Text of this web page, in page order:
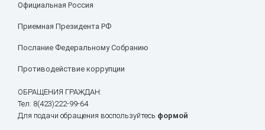
Официальная Россия
Приемная Президента РФ
Послание Федеральному Собранию
Противодействие коррупции
ОБРАЩЕНИЯ ГРАЖДАН:
Тел: 8(423)222-99-64
Для подачи обращения воспользуйтесь формой